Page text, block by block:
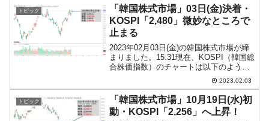
トピック
「韓国株式市場」03日(金)決着・
KOSPI「2,480」微妙なところで
止まる
2023年02月03日(金)の韓国株式市場が締
まりました。15:31現在、KOSPI（韓国総
合株価指数）のチャートは以下のように
『Investing.com』より引用）。陽線で締
まりましたが、前日始値を回復できませ
ん...
2023.02.03
トピック
「韓国株式市場」10月19日(水)初
動・KOSPI「2,256」へ上昇！